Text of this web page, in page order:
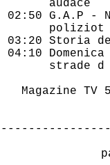
02:50 G.A.P -
03:20 Storia
04:10
Magazine TV